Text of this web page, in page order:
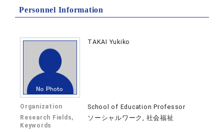
Personnel Information
TAKAI Yukiko
Organization School of Education Professor
Research Fields,
Keywords
ソーシャルワーク, 社会福祉